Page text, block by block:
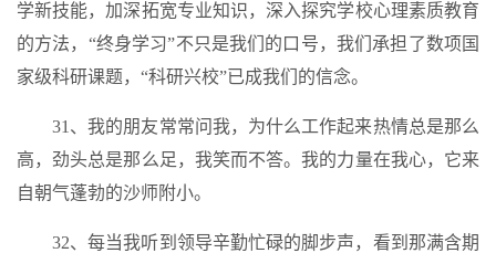
学新技能，加深拓宽专业知识，深入探究学校心理素质教育
的方法，“终身学习”不只是我们的口号，我们承担了数项国
家级科研课题，“科研兴校”已成我们的信念。
31、我的朋友常常问我，为什么工作起来热情总是那么
高，劲头总是那么足，我笑而不答。我的力量在我心，它来
自朝气蓬勃的沙师附小。
32、每当我听到领导辛勤忙碌的脚步声，看到那满含期